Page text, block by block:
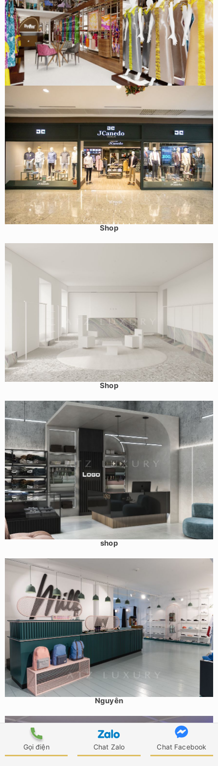
Gọi điện Chat Zalo Chat Facebook
Thiết kế cửa hàng áo dài Byfas 4 tầng 1 lửng – Tràng Tiền,
Hoàn Kiếm
Thiết kế shop thời trang nam tỉnh Quảng Ninh – Jcanedo
Shop
Mẫu shop thời trang nữ tối giản tỉnh Bắc Giang – Mela
Shop
Mẫu shop thời trang nam tỉnh Phú Thọ – Fabrics and Men
shop
Mẫu cửa hàng thời trang trẻ – Milk Shop 125m2 – Thái
Nguyên